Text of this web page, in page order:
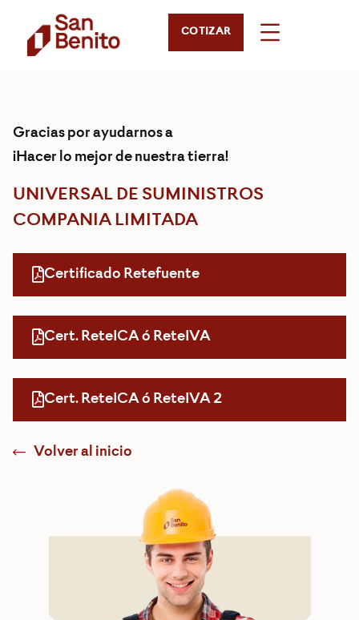
COTIZAR
Gracias por ayudarnos a
¡Hacer lo mejor de nuestra tierra!
UNIVERSAL DE SUMINISTROS
COMPANIA LIMITADA
Certificado Retefuente
Cert. ReteICA ó ReteIVA
Cert. ReteICA ó ReteIVA 2
Volver al inicio